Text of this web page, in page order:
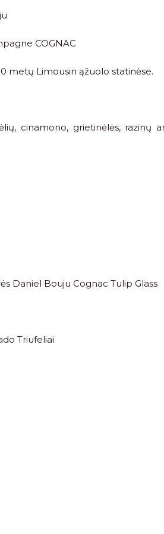
COGNAC
metų Limousin ąžuolo statinėse.
cinamono, grietinėlės, razinų
Daniel Bouju Cognac Tulip Glass
Triufeliai